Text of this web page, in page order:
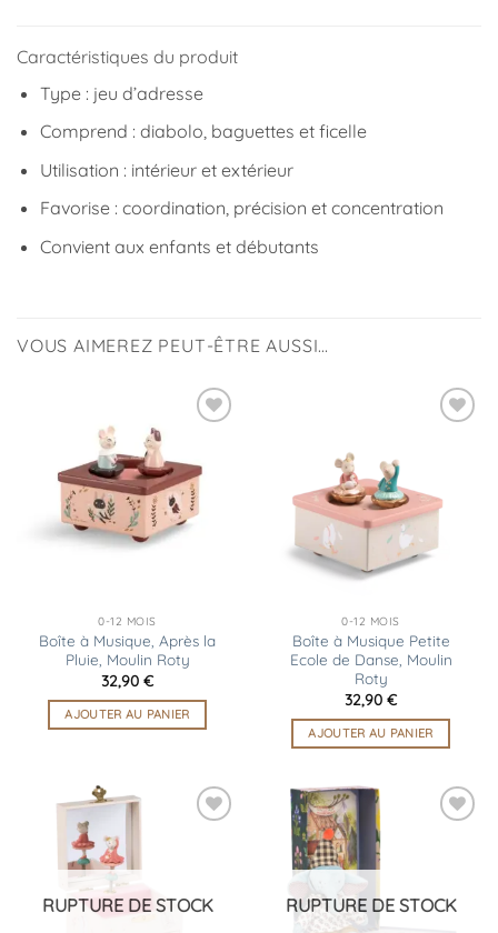
Caractéristiques du produit
Type : jeu d’adresse
Comprend : diabolo, baguettes et ficelle
Utilisation : intérieur et extérieur
Favorise : coordination, précision et concentration
Convient aux enfants et débutants
VOUS AIMEREZ PEUT-ÊTRE AUSSI…
liste
d’envies
0-12 MOIS
Boîte à Musique, Après la
Pluie, Moulin Roty
32,90 €
AJOUTER AU PANIER
0-12 MOIS
Boîte à Musique Petite
Ecole de Danse, Moulin
Roty
32,90 €
AJOUTER AU PANIER
RUPTURE DE STOCK RUPTURE DE STOCK